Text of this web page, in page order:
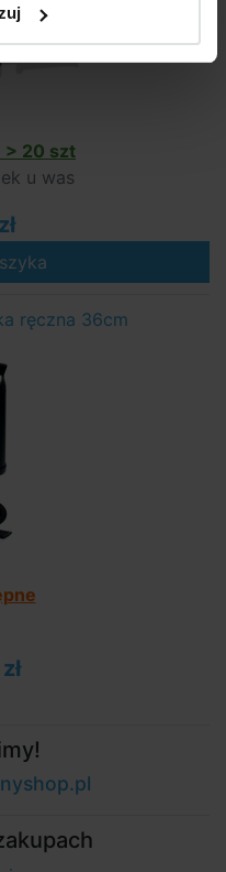
> 20 szt
u was
ręczna 36cm